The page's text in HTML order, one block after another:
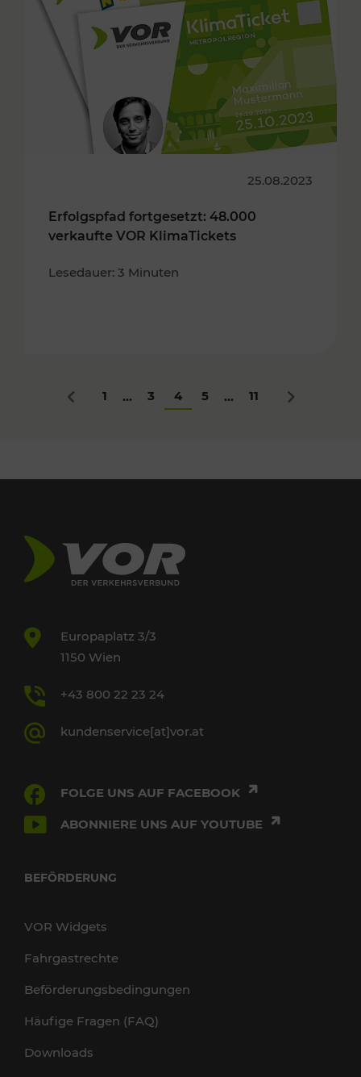
25.08.2023
Erfolgspfad fortgesetzt: 48.000
verkaufte VOR KlimaTickets
Lesedauer: 3 Minuten
Zurück
1 ... 3 4 5 ... 11 Nächstes
Europaplatz 3/3
1150 Wien
+43 800 22 23 24
kundenservice[at]vor.at
FOLGE UNS AUF FACEBOOK
ABONNIERE UNS AUF YOUTUBE
BEFÖRDERUNG
VOR Widgets
Fahrgastrechte
Beförderungsbedingungen
Häufige Fragen (FAQ)
Downloads